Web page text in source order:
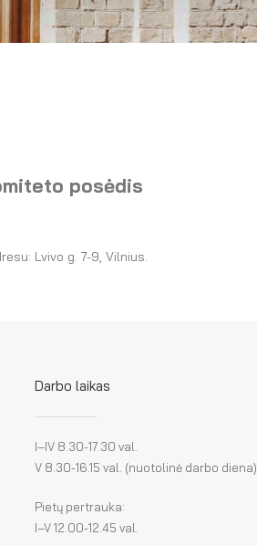
posėdis
Lvivo g. 7-9, Vilnius.
Darbo laikas
I–IV 8.30-17.30 val.
V 8.30-16.15 val. (nuotolinė darbo diena)
Pietų pertrauka:
I–V 12.00-12.45 val.